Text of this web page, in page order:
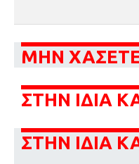
ΜΗΝ
ΣΤΗΝ ΙΔΙΑ
ΣΤΗΝ ΙΔΙΑ